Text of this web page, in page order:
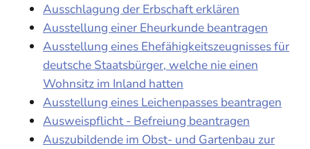
Ausschlagung der Erbschaft erklären
Ausstellung einer Eheurkunde beantragen
Ausstellung eines Ehefähigkeitszeugnisses für
deutsche Staatsbürger, welche nie einen
Wohnsitz im Inland hatten
Ausstellung eines Leichenpasses beantragen
Ausweispflicht - Befreiung beantragen
Auszubildende im Obst- und Gartenbau zur